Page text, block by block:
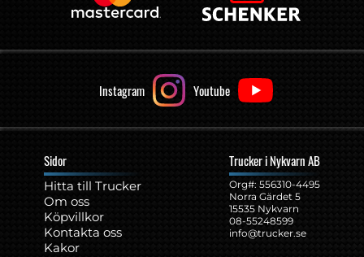
Instagram Youtube
Sidor
Hitta till Trucker
Om oss
Köpvillkor
Kontakta oss
Kakor
Trucker i Nykvarn AB
Org#: ‍556310-4495
Norra Gärdet 5
15535 Nykvarn
08-55248599
info@trucker.se